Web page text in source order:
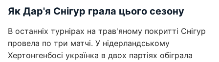
Як Дар'я Снігур грала цього сезону
В останніх турнірах на трав'яному покритті Снігур
провела по три матчі. У нідерландському
Хертонгенбосі українка в двох партіях обіграла